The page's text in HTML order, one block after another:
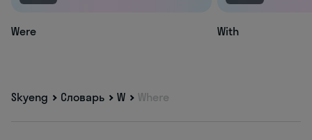
Were With
Skyeng Словарь W Where